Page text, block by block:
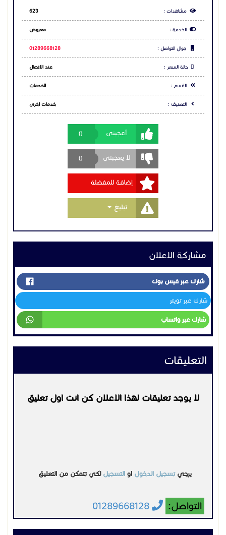
مشاهدات : 623
الخدمة : معروض
جوال التواصل : 01289668128
حالة السعر : عند الاتصال
القسم : الخدمات
التصنيف : خدمات اخرى
أعجبنى 0
لا يعجبنى 0
إضافة للمفضلة
تبليغ Toggle Dropdown
مشاركة الاعلان
شارك عبر فيس بوك
شارك عبر تويتر
شارك عبر واتساب
التعليقات
لا يوجد تعليقات لهذا الاعلان كن انت اول تعليق
يرجيتسجيل الدخول او التسجيل لكي تتمكن من التعليق
التواصل: 01289668128